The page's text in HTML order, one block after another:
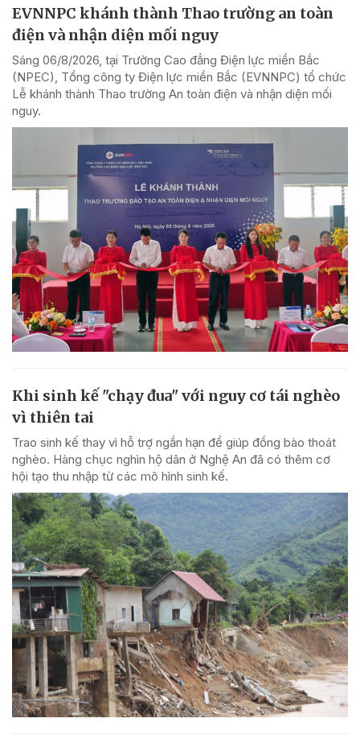
EVNNPC khánh thành Thao trường an toàn
điện và nhận diện mối nguy
Sáng 06/8/2026, tại Trường Cao đẳng Điện lực miền Bắc
(NPEC), Tổng công ty Điện lực miền Bắc (EVNNPC) tổ chức
Lễ khánh thành Thao trường An toàn điện và nhận diện mối
nguy.
Khi sinh kế "chạy đua" với nguy cơ tái nghèo
vì thiên tai
Trao sinh kế thay vì hỗ trợ ngắn hạn để giúp đồng bào thoát
nghèo. Hàng chục nghìn hộ dân ở Nghệ An đã có thêm cơ
hội tạo thu nhập từ các mô hình sinh kế.